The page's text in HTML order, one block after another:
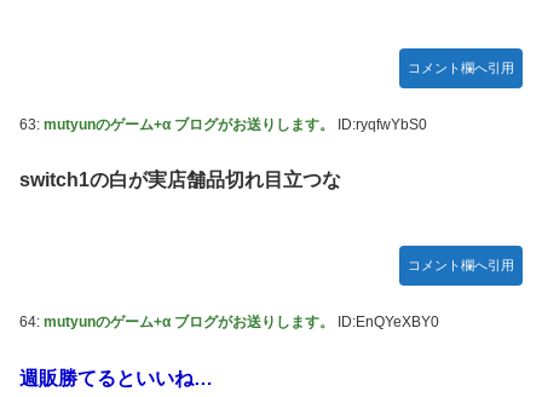
コメント欄へ引用
63: mutyunのゲーム+α ブログがお送りします。 ID:ryqfwYbS0
switch1の白が実店舗品切れ目立つな
コメント欄へ引用
64: mutyunのゲーム+α ブログがお送りします。 ID:EnQYeXBY0
週販勝てるといいね…